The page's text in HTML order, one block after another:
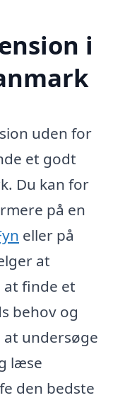
i
uden for
et godt
Du kan for
på en
eller på
at
finde et
behov og
undersøge
læse
den bedste